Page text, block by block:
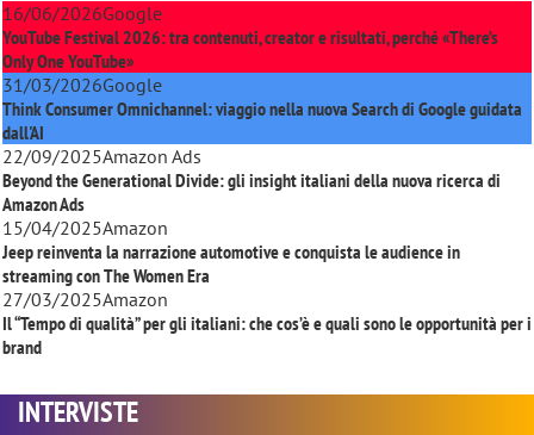
16/06/2026Google
YouTube Festival 2026: tra contenuti, creator e risultati, perché «There’s
Only One YouTube»
31/03/2026Google
Think Consumer Omnichannel: viaggio nella nuova Search di Google guidata
dall'AI
22/09/2025Amazon Ads
Beyond the Generational Divide: gli insight italiani della nuova ricerca di
Amazon Ads
15/04/2025Amazon
Jeep reinventa la narrazione automotive e conquista le audience in
streaming conThe Women Era
27/03/2025Amazon
Il “Tempo di qualità” per gli italiani: che cos’è e quali sono le opportunità per i
brand
INTERVISTE